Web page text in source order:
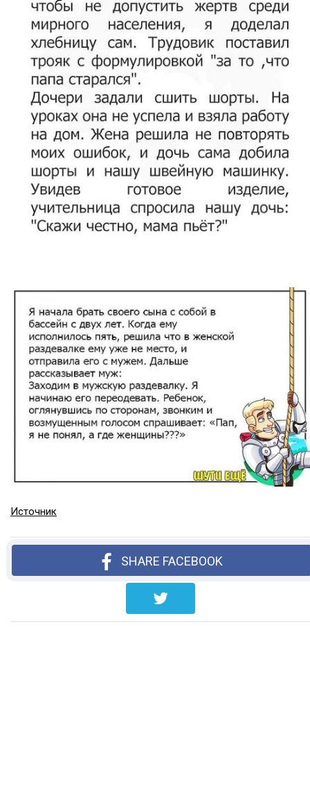
Источник
SHARE FACEBOOK